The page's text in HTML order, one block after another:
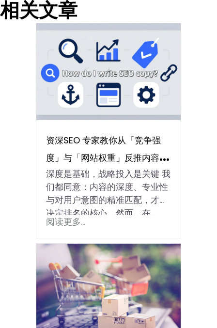
相关文章
资深SEO 专家教你从「竞争强
度」与「网站权重」反推内容深
度与字数投入！
深度是基础，战略投入是关键 我
们都同意：内容的深度、专业性
与对用户意图的精准匹配，才是
决定排名的核心。然而，在…
阅读更多...